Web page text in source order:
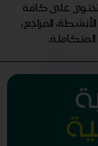
وتحتوي على كافة
المراجع،
المتكاملة.